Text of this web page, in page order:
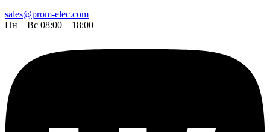
sales@prom-elec.com
Пн—Вс 08:00 – 18:00